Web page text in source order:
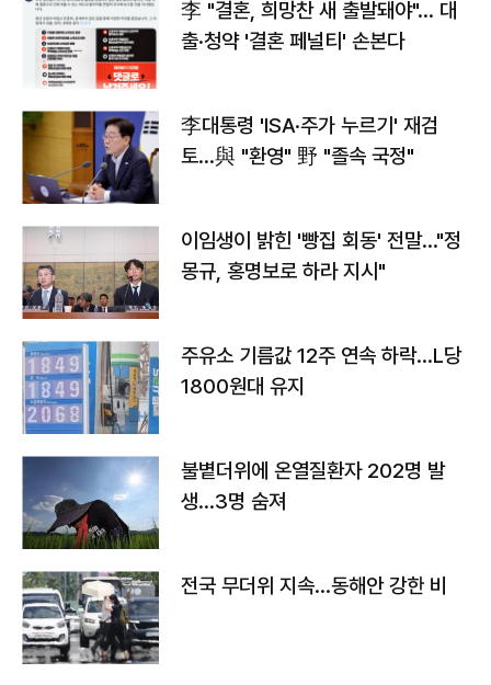
李 "결혼, 희망찬 새 출발돼야"… 대
출·청약 '결혼 페널티' 손본다
李대통령 'ISA·주가 누르기' 재검
토…與 "환영" 野 "졸속 국정"
이임생이 밝힌 '빵집 회동' 전말…"정
몽규, 홍명보로 하라 지시"
주유소 기름값 12주 연속 하락…L당
1800원대 유지
불볕더위에 온열질환자 202명 발
생…3명 숨져
전국 무더위 지속…동해안 강한 비